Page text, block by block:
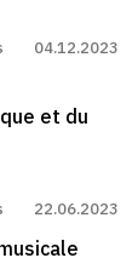
04.12.2023
et du
22.06.2023